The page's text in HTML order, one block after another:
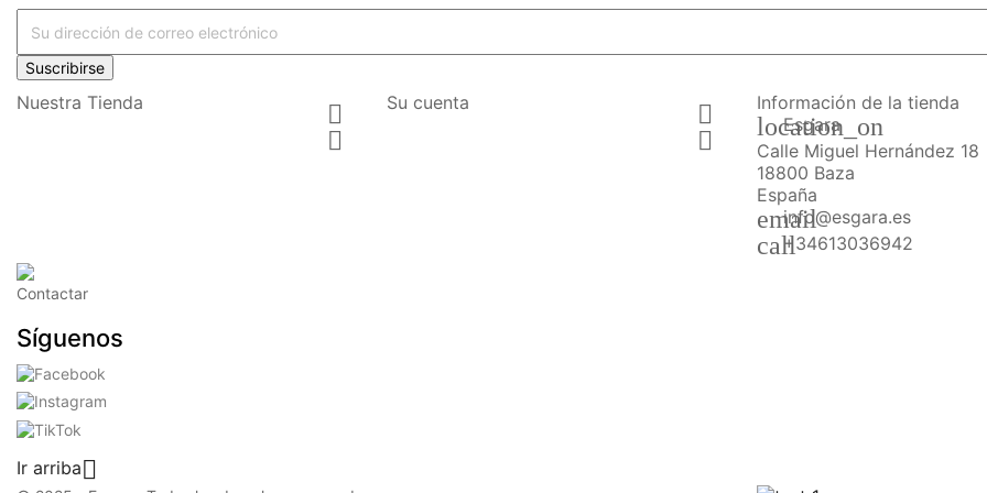
Suscribirse
Nuestra Tienda


Su cuenta


Información de la tienda
location_on
Esgara
Calle Miguel Hernández 18
18800 Baza
España
email
info@esgara.es
call+34613036942
Contactar
Síguenos
Ir arriba